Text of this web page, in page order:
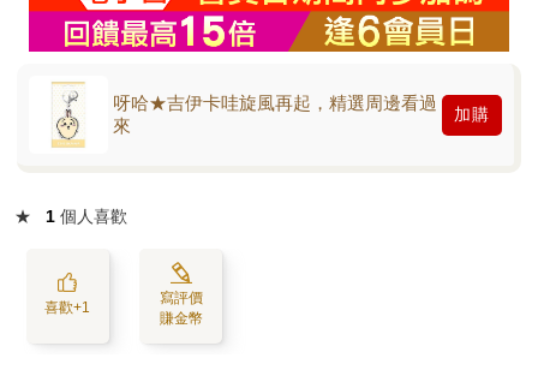
呀哈★吉伊卡哇旋風再起，精選周邊看過
來
加購
★ 1 個人喜歡
喜歡+1
寫評價
賺金幣